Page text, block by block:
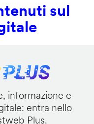
sul
informazione e
entra nello
Plus.